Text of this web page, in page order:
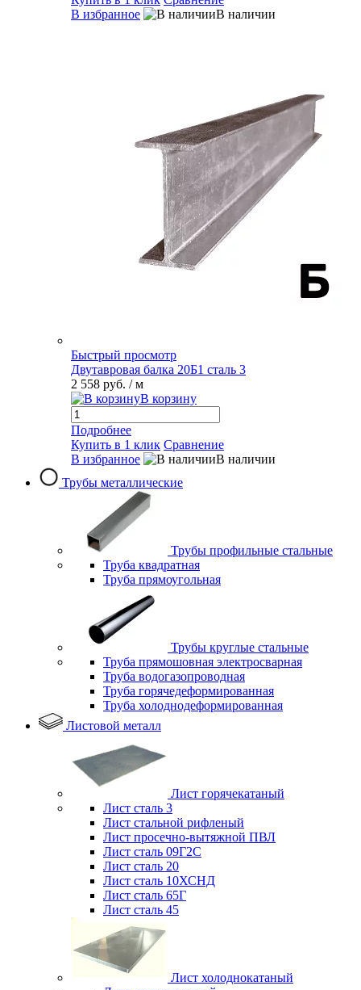
В избранное
В наличии
Быстрый просмотр
Двутавровая балка 20Б1 сталь 3
2 558 руб. / м
В корзину
Подробнее
Купить в 1 клик Сравнение
В избранное
В наличии
Трубы металлические
Трубы профильные стальные
Труба квадратная
Труба прямоугольная
Трубы круглые стальные
Труба прямошовная электросварная
Труба водогазопроводная
Труба горячедеформированная
Труба холоднодеформированная
Листовой металл
Лист горячекатаный
Лист сталь 3
Лист стальной рифленый
Лист просечно-вытяжной ПВЛ
Лист сталь 09Г2С
Лист сталь 20
Лист сталь 10ХСНД
Лист сталь 65Г
Лист сталь 45
Лист холоднокатаный